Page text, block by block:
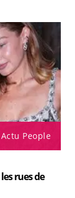
Actu People
rues de